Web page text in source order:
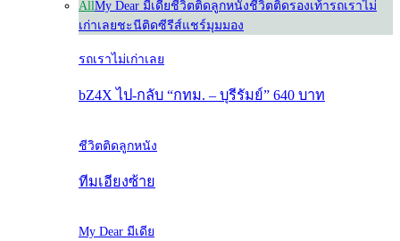
AllMy Dear มีเดียชีวิตติดลูกหนังชีวิตติดรองเท้ารถเราไม่
เก่าเลยชะนีติดซีรีส์แชร์มุมมอง
รถเราไม่เก่าเลย
bZ4X ไป-กลับ “กทม. – บุรีรัมย์” 640 บาท
ชีวิตติดลูกหนัง
ทีมเอียงซ้าย
My Dear มีเดีย